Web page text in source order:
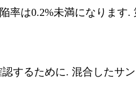
率は0.2%未満になります.
するために. 混合したサ